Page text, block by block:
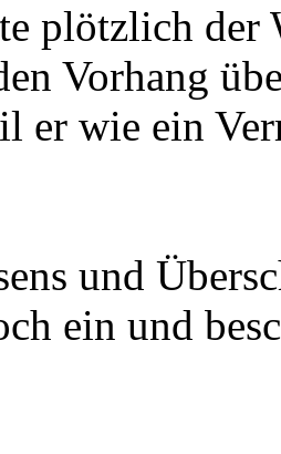
plötzlich der
Vorhang
er wie ein
und
ein und